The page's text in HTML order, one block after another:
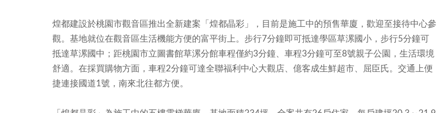
煌都建設於桃園市觀音區推出全新建案「煌都晶彩」，目前是施工中的預售華廈，歡迎至接待中心參
觀。基地就位在觀音區生活機能方便的富平街上。步行7分鐘即可抵達學區草漯國小，步行5分鐘可
抵達草漯國中；距桃園市立圖書館草漯分館車程僅約3分鐘、車程3分鐘可至8號親子公園，生活環境
舒適。在採買購物方面，車程2分鐘可達全聯福利中心大觀店、億客成生鮮超市、屈臣氏。交通上便
捷連接國道1號，南來北往都方便。